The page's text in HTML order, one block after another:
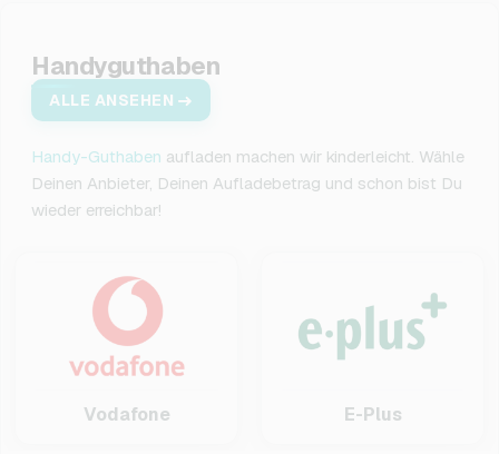
Handyguthaben
ALLE ANSEHEN
Handy-Guthaben aufladen machen wir kinderleicht. Wähle
Deinen Anbieter, Deinen Aufladebetrag und schon bist Du
wieder erreichbar!
Vodafone E-Plus